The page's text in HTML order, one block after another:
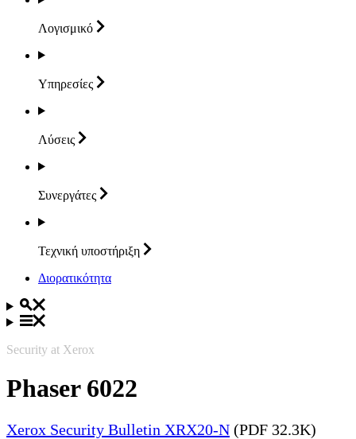
Λογισμικό
Υπηρεσίες
Λύσεις
Συνεργάτες
Τεχνική υποστήριξη
Διορατικότητα
Security at Xerox
Phaser 6022
Xerox Security Bulletin XRX20-N (PDF 32.3K)